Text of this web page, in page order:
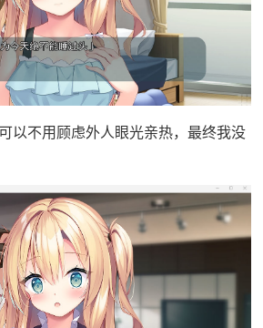
以不用顾虑外人眼光亲热，最终我没